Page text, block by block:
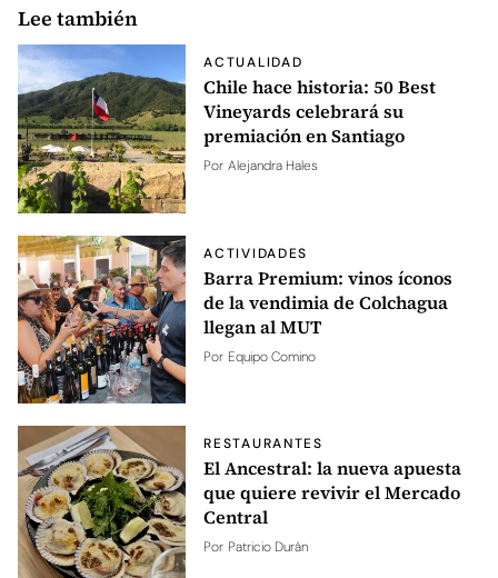
Lee también
ACTUALIDAD
Chile hace historia: 50 Best
Vineyards celebrará su
premiación en Santiago
Por Alejandra Hales
ACTIVIDADES
Barra Premium: vinos íconos
de la vendimia de Colchagua
llegan al MUT
Por Equipo Comino
RESTAURANTES
El Ancestral: la nueva apuesta
que quiere revivir el Mercado
Central
Por Patricio Durán